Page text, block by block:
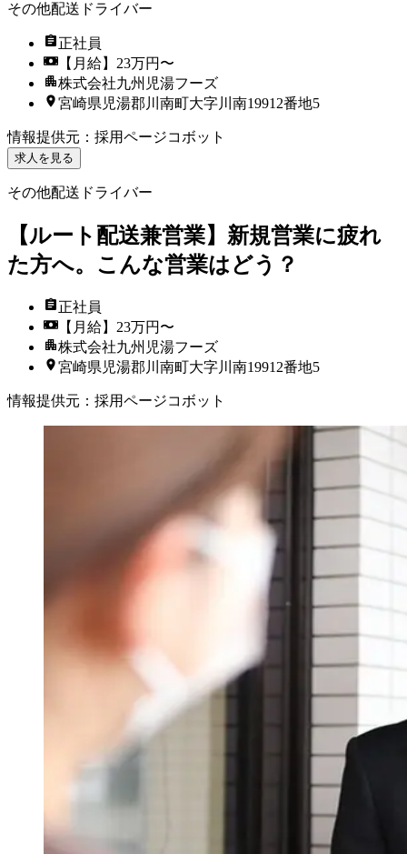
その他配送ドライバー
正社員
【月給】23万円〜
株式会社九州児湯フーズ
宮崎県児湯郡川南町大字川南19912番地5
情報提供元 ： 採用ページコボット
求人を見る
その他配送ドライバー
【ルート配送兼営業】新規営業に疲れ
た方へ。こんな営業はどう？
正社員
【月給】23万円〜
株式会社九州児湯フーズ
宮崎県児湯郡川南町大字川南19912番地5
情報提供元 ： 採用ページコボット